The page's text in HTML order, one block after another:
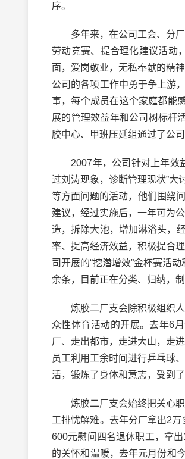
序。
多年来，在公司工会、分厂
劳动竞赛、提合理化建议活动
面，爱岗敬业，无私奉献的精
公司的各项工作中勇于争上游
事，每个成员在这个家庭都能
展的管理效益年和公司树标杆
胶中心、甲班压延组通过了公
2007年，公司针对上年效益
过刘涛现象，诊断管理现状”大
等方面问题的活动，他们围绕
建议，经过实施后，一年可为
造，拆除大池，增加淋浴头，
率、提高经济效益，积极提合
司开展的“挖潜增效”金杯赛活
余条，目前正在分类、归纳，制
炼胶二厂支会除积极组织人
众性体育活动的开展。去年6
厂、走出都市，走进大山，走
员工利用工余时间进行乒乓球
活，锻炼了身体和意志，受到
炼胶二厂支会始终把关心职
工排忧解难。去年分厂拿出2
600元慰问四名退休职工，拿
的关怀和温暖，去年元月份和